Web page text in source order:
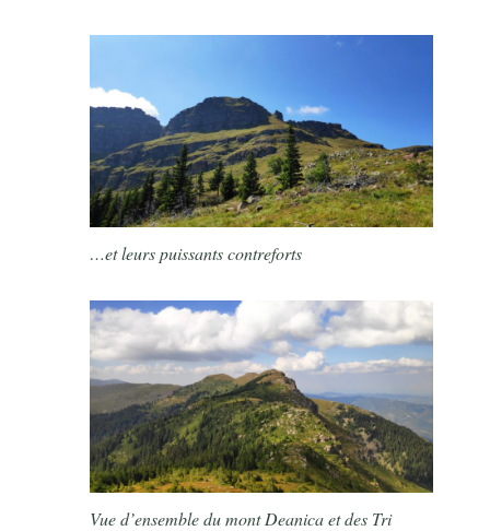
…et leurs puissants contreforts
Vue d’ensemble du mont Deanica et des Tri